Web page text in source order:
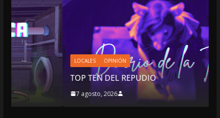
LOCALES OPINIÓN
TOP TEN DEL REPUDIO
7 agosto, 2026